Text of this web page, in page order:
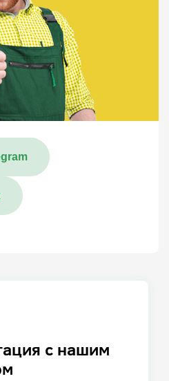
с нашим